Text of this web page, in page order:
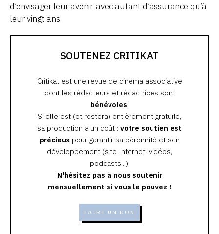
d’envisager leur avenir, avec autant d’assurance qu’à
leur vingt ans.
SOUTENEZ CRITIKAT
Critikat est une revue de cinéma associative
dont les rédacteurs et rédactrices sont
bénévoles.
Si elle est (et restera) entièrement gratuite,
sa production a un coût : votre soutien est
précieuxpour garantir sa pérennité et son
développement (site Internet, vidéos,
podcasts...).
N'hésitez pas à nous soutenir
mensuellement si vous le pouvez !
FAIRE UN DON